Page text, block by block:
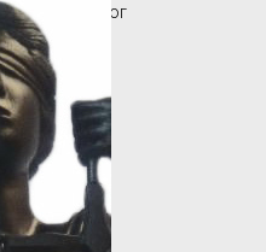
назад в каталог